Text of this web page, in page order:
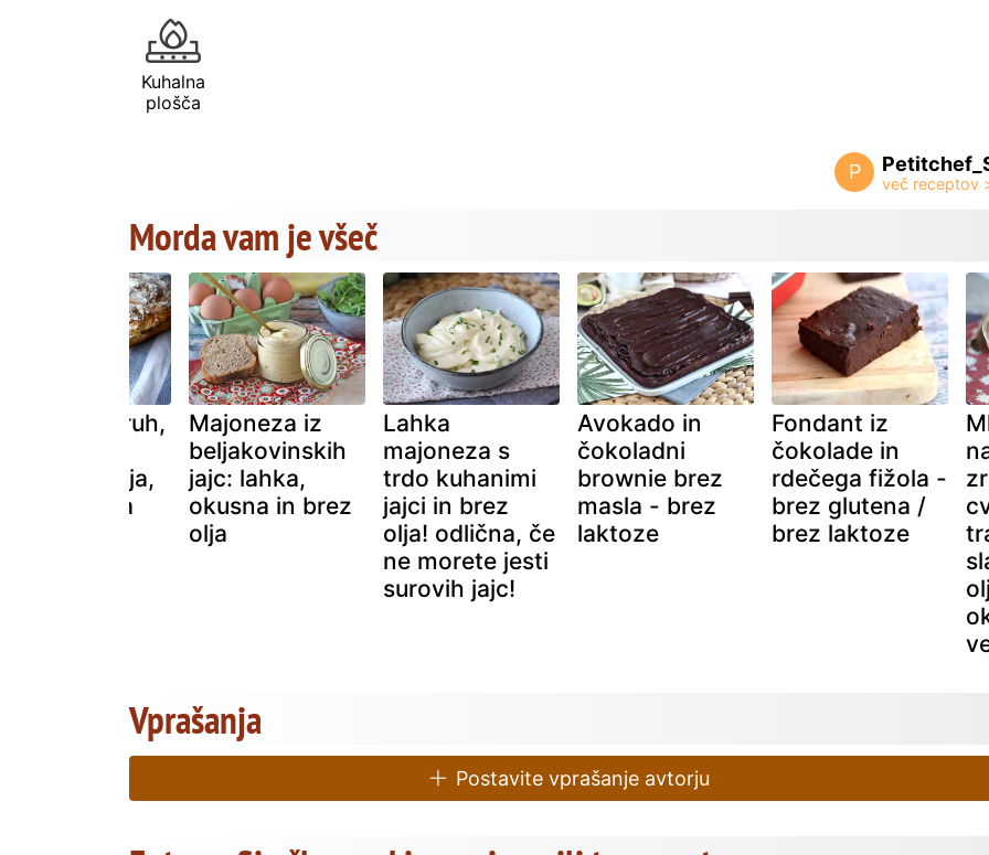
Kuhalna
plošča
P
Morda vam je všeč
kruh,
gnetenja,
počitka
Majoneza iz
beljakovinskih
jajc: lahka,
okusna in brez
olja
Lahka
majoneza s
trdo kuhanimi
jajci in brez
olja! odlična, če
ne morete jesti
surovih jajc!
Avokado in
čokoladni
brownie brez
masla - brez
laktoze
Fondant iz
čokolade in
rdečega fižola -
brez glutena /
brez laktoze
Vprašanja
Postavite vprašanje avtorju